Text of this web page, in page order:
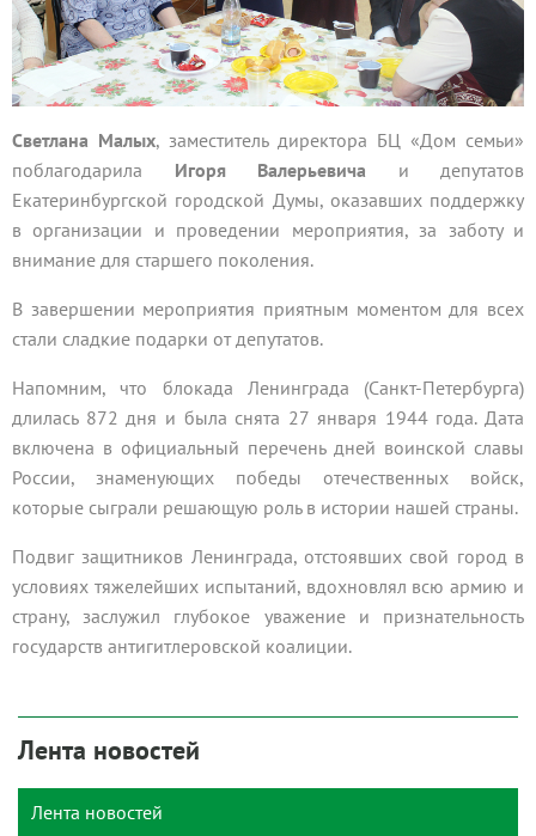
Светлана Малых, заместитель директора БЦ «Дом семьи»
поблагодарила Игоря Валерьевича и депутатов
Екатеринбургской городской Думы, оказавших поддержку
в организации и проведении мероприятия, за заботу и
внимание для старшего поколения.
В завершении мероприятия приятным моментом для всех
стали сладкие подарки от депутатов.
Напомним, что блокада Ленинграда (Санкт-Петербурга)
длилась 872 дня и была снята 27 января 1944 года. Дата
включена в официальный перечень дней воинской славы
России, знаменующих победы отечественных войск,
которые сыграли решающую роль в истории нашей страны.
Подвиг защитников Ленинграда, отстоявших свой город в
условиях тяжелейших испытаний, вдохновлял всю армию и
страну, заслужил глубокое уважение и признательность
государств антигитлеровской коалиции.
Лента новостей
Лента новостей